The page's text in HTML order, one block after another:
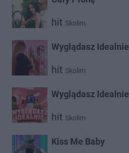
hit Skolim
Wyglądasz Idealnie
hit Skolim
Wyglądasz Idealnie
hit Skolim
Kiss Me Baby